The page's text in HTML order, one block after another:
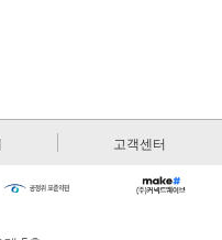
고객센터